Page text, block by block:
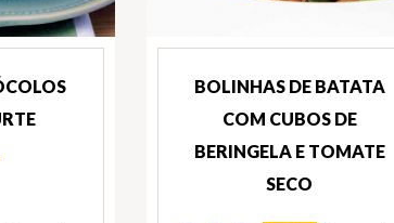
BOLINHAS DE BATATA
COM CUBOS DE
BERINGELA E TOMATE
SECO